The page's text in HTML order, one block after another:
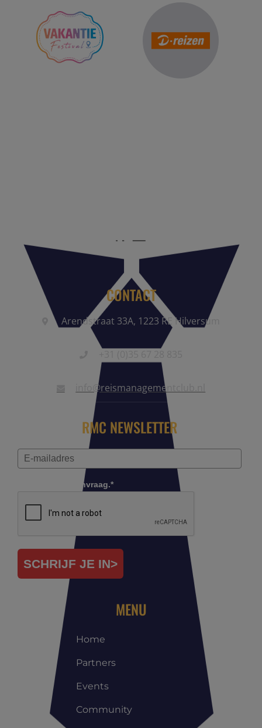
CONTACT
Arendstraat 33A, 1223 RE Hilversum
info@reismanagementclub.nl
RMC NEWSLETTER
Controleer je aanvraag.*
SCHRIJF JE IN>
MENU
Home
Partners
Events
Community